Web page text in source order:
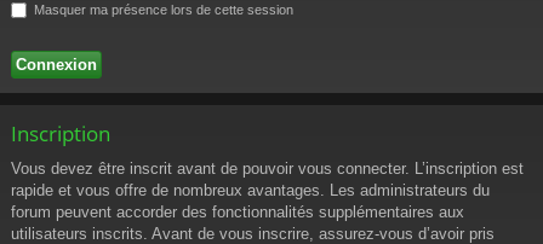
Masquer ma présence lors de cette session
Inscription
Vous devez être inscrit avant de pouvoir vous connecter. L’inscription est
rapide et vous offre de nombreux avantages. Les administrateurs du
forum peuvent accorder des fonctionnalités supplémentaires aux
utilisateurs inscrits. Avant de vous inscrire, assurez-vous d’avoir pris